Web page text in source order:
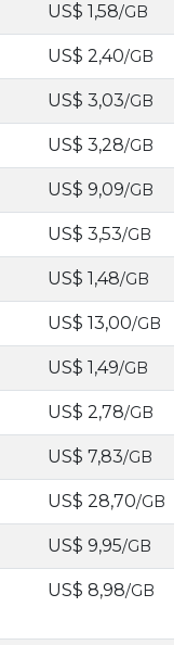
US$ 1,58/GB
US$ 2,40/GB
US$ 3,03/GB
US$ 3,28/GB
US$ 9,09/GB
US$ 3,53/GB
US$ 1,48/GB
US$ 13,00/GB
US$ 1,49/GB
US$ 2,78/GB
US$ 7,83/GB
US$ 28,70/GB
US$ 9,95/GB
US$ 8,98/GB